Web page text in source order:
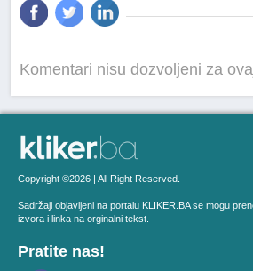
Komentari nisu dozvoljeni za
Copyright ©2026 | All Right Reserved.
Sadržaji objavljeni na portalu KLIKER.BA se mogu
izvora i linka na orginalni tekst.
Pratite nas!